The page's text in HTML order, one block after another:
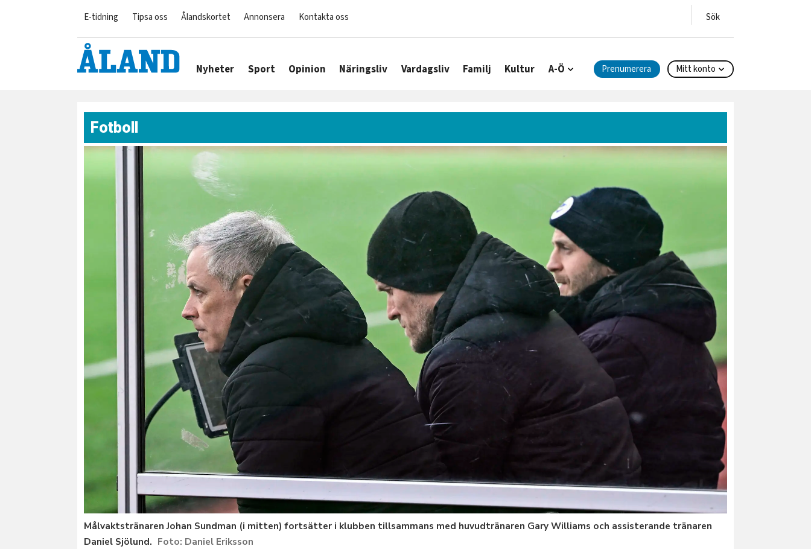
E-tidning Tipsa oss Ålandskortet Annonsera Kontakta oss
Nyheter Sport Opinion Näringsliv Vardagsliv Familj Kultur A-Ö Prenumerera Mitt konto
Fotboll
Målvaktstränaren Johan Sundman (i mitten) fortsätter i klubben tillsammans med huvudtränaren Gary Williams och assisterande tränaren
Daniel Sjölund.
Daniel Eriksson